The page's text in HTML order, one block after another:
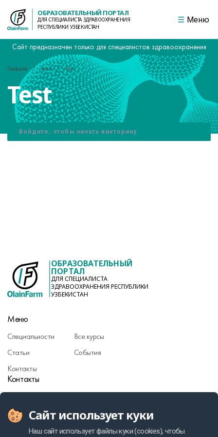
Сайт использует куки
Наш сайт использует файлы куки (cookies), чтобы
ОБРАЗОВАТЕЛЬНЫЙ ПОРТАЛ
ДЛЯ СПЕЦИАЛИСТА ЗДРАВООХРАНЕНИЯ
РЕСПУБЛИКИ УЗБЕКИСТАН
Меню
Сайт предназначен только для специалистов здравоохранения
Главная Тест Test
Test
Войдите, чтобы начать викторину
ОБРАЗОВАТЕЛЬНЫЙ
ПОРТАЛ
ДЛЯ СПЕЦИАЛИСТА
ЗДРАВООХРАНЕНИЯ РЕСПУБЛИКИ
УЗБЕКИСТАН
Меню
Специальности
Все курсы
Статьи
События
Контакты
Контакты
Фармаконадзор
Политика персональных данных